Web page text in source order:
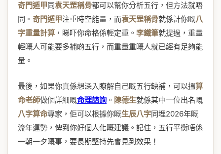
奇門遁甲同袁天罡稱骨都可以幫你分析五行，但方法就唔
同。 奇門遁甲注重時空能量，而袁天罡稱骨就係計你嘅八
字重量計算 ，睇吓你命格係輕定重。 李鐵筆就提過，重量
輕嘅人可能要多補啲五行，而重量重嘅人就已經有足夠能
量。
最後，如果你真係想深入瞭解自己嘅五行缺補，可以搵算
命老師做個詳細嘅命理諮詢 。 陳德生就係其中一位出名嘅
八字算命專家，佢可以根據你嘅生辰八字同埋2026年嘅
流年運勢，俾到你好個人化嘅建議。記住，五行平衡唔係
一朝一夕嘅事，要長期堅持先會見到效果！